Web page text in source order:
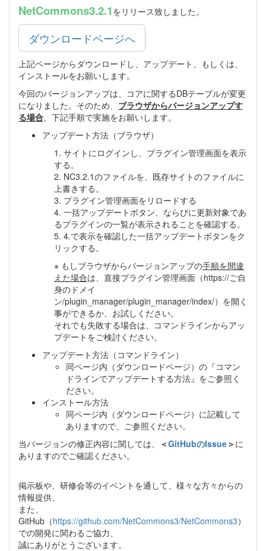
NetCommons3.2.1 をリリース致しました。
ダウンロードページへ
上記ページからダウンロードし、アップデート、もしくは、
インストールをお願いします。
今回のバージョンアップは、コアに関するDBテーブルが変更
になりました。そのため、 ブラウザからバージョンアップす
る場合 、下記手順で実施をお願いします。
アップデート方法（ブラウザ）
1. サイトにログインし、プラグイン管理画面を表示
する。
2. NC3.2.1のファイルを、既存サイトのファイルに
上書きする。
3. プラグイン管理画面をリロードする
4. 一括アップデートボタン、ならびに更新対象であ
るプラグインの一覧が表示されることを確認する。
5. 4.で表示を確認した一括アップデートボタンをク
リックする。
※ もしブラウザからバージョンアップの手順を間違
えた場合は、直接プラグイン管理画面（https://ご自
身のドメイ
ン/plugin_manager/plugin_manager/index/）を開く
事ができるか、お試しください。
それでも失敗する場合は、コマンドラインからアッ
プデートをご検討ください。
アップデート方法（コマンドライン）
同ページ内（ダウンロードページ）の『コマン
ドラインでアップデートする方法』をご参照く
ださい。
インストール方法
同ページ内（ダウンロードページ）に記載して
ありますので、ご参照ください。
当バージョンの修正内容に関しては、
＜GitHubのIssue＞ に
ありますのでご確認ください。
掲示板や、研修会等のイベントを通して、様々な方々からの
情報提供、
また、
GitHub（https://github.com/NetCommons3/NetCommons3）
での開発に関わるご協力、
誠にありがとうございます。